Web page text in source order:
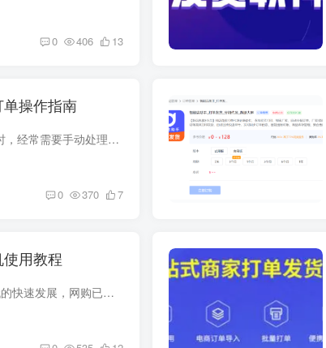
0 406 13
操作指南
对于厂家给无货源商家发货时，经常需要手动处理退款、改地址异常订单，十分的麻烦。并且在发展多个无货源商家的时候，还需要人工处理给到商家打单发货后的运单号，以及后续发货人工对账十分不便...
0 370 7
用教程
快递单打印机怎么设置 时代的快速发展，网购已经成为现今社会的一种流行趋势，在网络时代，我们可以通过网购买到我们想要的东西，几乎所有的东西，我们都可以在网上购买，在网上购买到商品以...